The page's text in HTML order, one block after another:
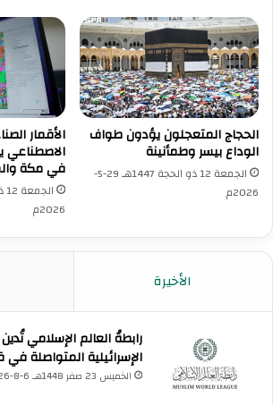
ت
ل
أ
د
ا
ء
ر
ك
ن
ا
ج
الحجاج المتعجلون يؤدون طواف
الوداع بيسر وطمأنينة
الجمعة 12 ذو الحجة 1447هـ 29-5-
2026م
الأقمار
الاصطناعي
في مكة
2026م
الأخيرة
رابطةُ العالم الإسلامي
الإسرائيلية المتواصلة
الخميس 23 صفر 1448هـ 6-8-2026م